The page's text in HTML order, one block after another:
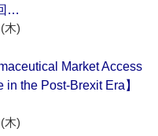
…
木)
Market Access
the Post-Brexit Era】
木)